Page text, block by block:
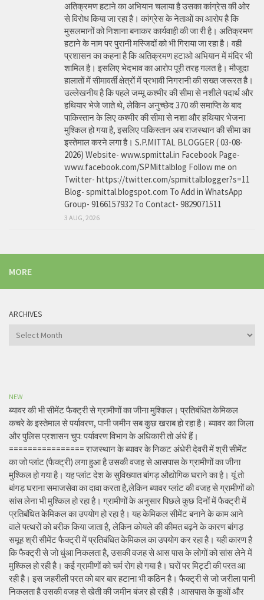
अतिक्रमण हटाने का अभियान चलाया है उसका कांग्रेस की ओर
से विरोध किया जा रहा है। कांग्रेस के नेताओं का आरोप है कि
मुसलमानों को निशाना बनाकर कार्यवाही की जा री है। अतिक्रमण
हटाने के नाम पर पुरानी मस्जिदों को भी गिराया जा रहा है। वही
प्रशासन का कहना है कि अतिक्रमण हटाओ अभियान में मंदिर भी
शामिल है। इसलिए भेदभाव का आरोप पूरी तरह गलत है। मौजूदा
हालातों में सीमावर्ती क्षेत्रों में प्रभावी निगरानी की सख्त जरूरत है।
उल्लेखनीय है कि पहले जम्मू कश्मीर की सीमा से नशीले पदार्थ और
हथियार भेजे जाते थे, लेकिन अनुच्छेद 370 की समाप्ति के बाद
पाकिस्तान के लिए कश्मीर की सीमा से नशा और हथियार भेजना
मुश्किल हो गया है, इसलिए पाकिस्तान अब राजस्थान की सीमा का
इस्तेमाल करने लगा है। S.P.MITTAL BLOGGER ( 03-08-
2026) Website- www.spmittal.in Facebook Page-
www.facebook.com/SPMittalblog Follow me on
Twitter- https://twitter.com/spmittalblogger?s=11
Blog- spmittal.blogspot.com To Add in WhatsApp
Group- 9166157932 To Contact- 9829071511
3 AUG, 2026
MORE
ARCHIVES
Archives
NEW
ब्यावर की भी सीमेंट फैक्ट्री से ग्रामीणों का जीना मुश्किल। प्रतिबंधित केमिकल
कचरे के इस्तेमाल से पर्यावरण, पानी जमीन सब कुछ खराब हो रहा है। ब्यावर का जिला
और पुलिस प्रशासन चुप: पर्यावरण विभाग के अधिकारी तो अंधे हैं।
================ राजस्थान के ब्यावर के निकट अंधेरी देवरी में श्री सीमेंट
का जो प्लांट (फैक्ट्री) लगा हुआ है उसकी वजह से आसपास के ग्रामीणों का जीना
मुश्किल हो गया है। यह प्लांट देश के सुविख्यात बांगड़ औद्योगिक घराने का है। यूं तो
बांगड़ घराना समाजसेवा का दावा करता है,लेकिन ब्यावर प्लांट की वजह से ग्रामीणों को
सांस लेना भी मुश्किल हो रहा है। ग्रामीणों के अनुसार पिछले कुछ दिनों में फैक्ट्री में
प्रतिबंधित केमिकल का उपयोग हो रहा है। यह केमिकल सीमेंट बनाने के काम आने
वाले पत्थरों को बरीक किया जाता है, लेकिन कोयले की कीमत बढ़ने के कारण बांगड़
समूह श्री सीमेंट फैक्ट्री में प्रतिबंधित केमिकल का उपयोग कर रहा है। यही कारण है
कि फैक्ट्री से जो धुंआ निकलता है, उसकी वजह से आस पास के लोगों को सांस लेने में
मुश्किल हो रही है। कई ग्रामीणों को चर्म रोग हो गया है। घरों पर मिट्टी की परत आ
रही है। इस जहरीली परत को बार बार हटाना भी कठिन है। फैक्ट्री से जो जरीला पानी
निकलता है उसकी वजह से खेती की जमीन बंजर हो रही है ।आसपास के कुओं और